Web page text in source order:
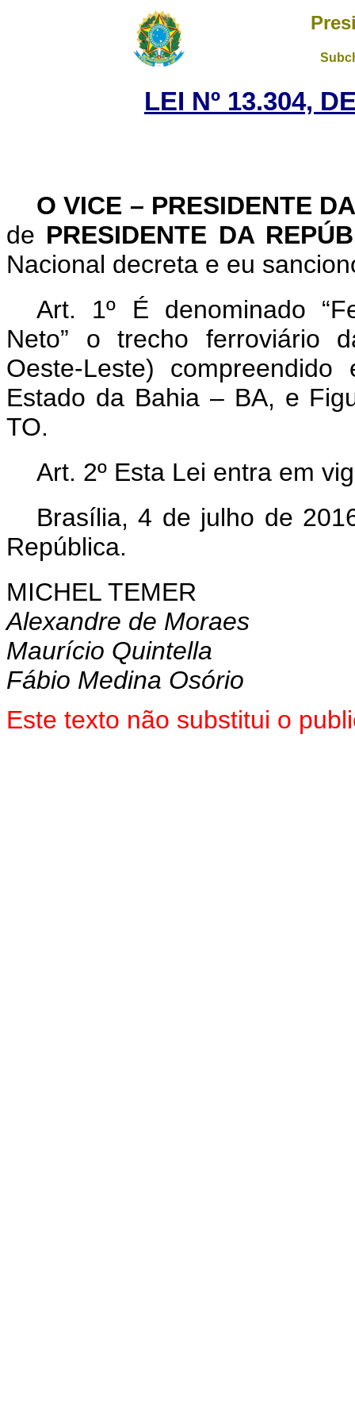
LEI Nº 13.304,
O VICE – PRESIDENTE
de PRESIDENTE DA
Nacional decreta e eu
Art. 1º É denominado
Neto” o trecho ferroviário
Oeste-Leste)
Estado da Bahia – BA, e
TO.
Art. 2º Esta Lei entra em
Brasília, 4 de julho de
República.
MICHEL TEMER
Alexandre de Moraes
Maurício Quintella
Fábio Medina Osório
Este texto não substitui o